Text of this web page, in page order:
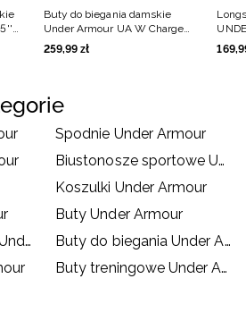
Buty do biegania damskie
Under Armour UA W Charged
Surge 4 - białe
259,99 zł 169,
Spodnie Under Armour
Biustonosze sportowe Under Armour
Koszulki Under Armour
Buty Under Armour
Buty do koszykówki Under Armour
Buty do biegania Under Armour
Buty treningowe Under Armour